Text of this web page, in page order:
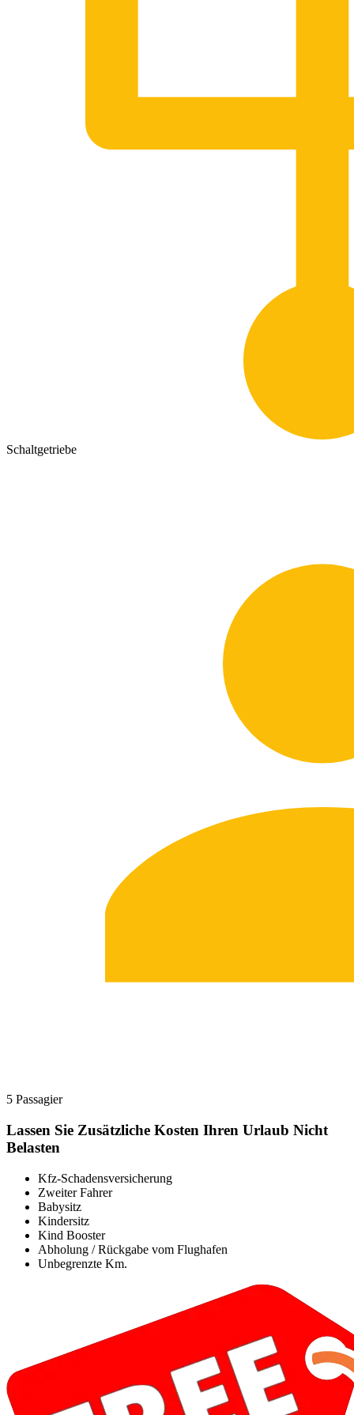
Schaltgetriebe
5 Passagier
Lassen Sie Zusätzliche Kosten Ihren Urlaub Nicht
Belasten
Kfz-Schadensversicherung
Zweiter Fahrer
Babysitz
Kindersitz
Kind Booster
Abholung / Rückgabe vom Flughafen
Unbegrenzte Km.